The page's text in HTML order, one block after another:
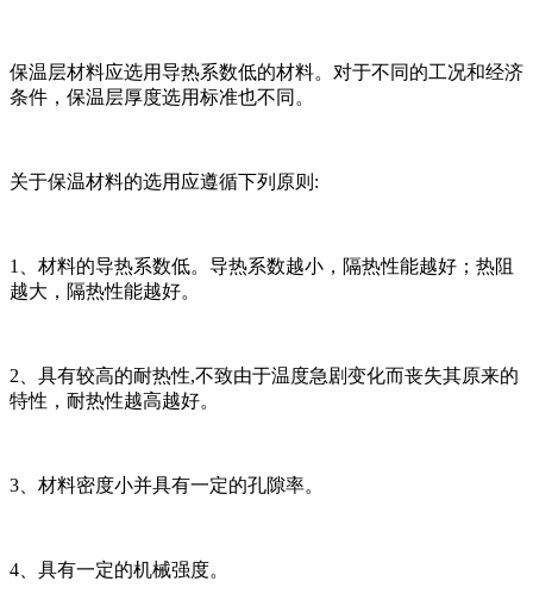
保温层材料应选用导热系数低的材料。对于不同的工况和经济
条件，保温层厚度选用标准也不同。
关于保温材料的选用应遵循下列原则:
1、材料的导热系数低。导热系数越小，隔热性能越好；热阻
越大，隔热性能越好。
2、具有较高的耐热性,不致由于温度急剧变化而丧失其原来的
特性，耐热性越高越好。
3、材料密度小并具有一定的孔隙率。
4、具有一定的机械强度。